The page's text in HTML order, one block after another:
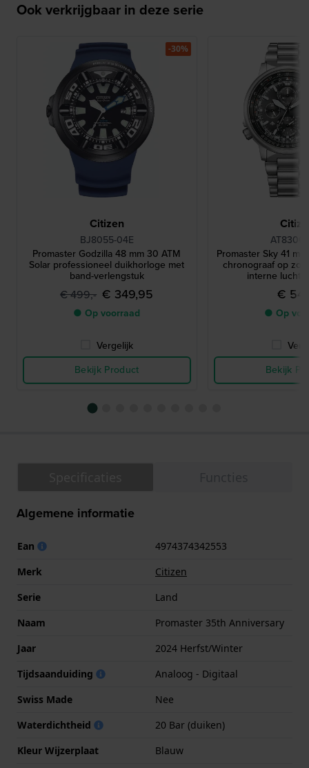
Ook verkrijgbaar in deze serie
Citizen
BJ8055-04E
Promaster Godzilla 48 mm 30 ATM
Solar professioneel duikhorloge met
band-verlengstuk
€ 499,- € 349,95
● Op voorraad
Vergelijk
Bekijk Product
-30%
Promaster Sky 41
chronograaf op
interne
€
● Op
Bekijk
Algemene informatie
Ean
4974374342553
Merk
Citizen
Serie
Land
Naam
Promaster 35th Anniversary
Jaar
2024 Herfst/Winter
Tijdsaanduiding
Analoog - Digitaal
Swiss Made
Nee
Waterdichtheid
20 Bar (duiken)
Kleur Wijzerplaat
Blauw